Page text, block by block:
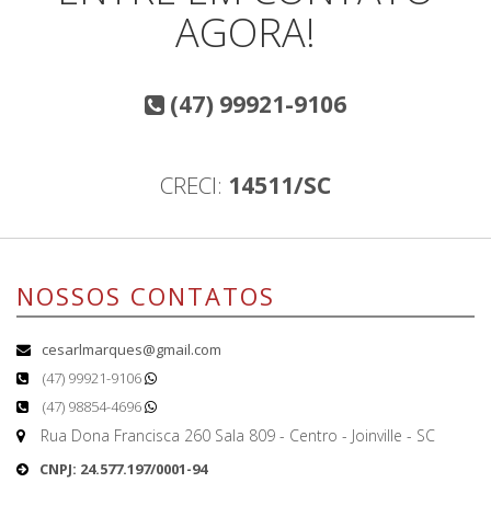
AGORA!
(47) 99921-9106
CRECI: 14511/SC
NOSSOS CONTATOS
cesarlmarques@gmail.com
(47) 99921-9106
(47) 98854-4696
Rua Dona Francisca 260 Sala 809 - Centro - Joinville - SC
CNPJ: 24.577.197/0001-94